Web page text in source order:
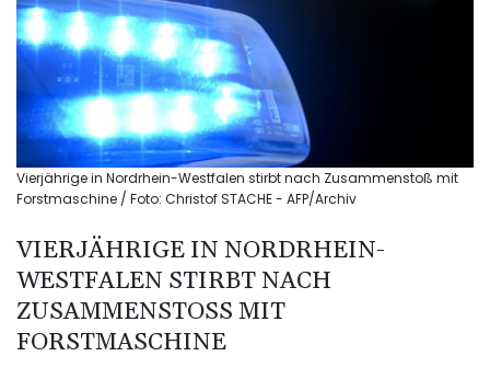
Vierjährige in Nordrhein-Westfalen stirbt nach Zusammenstoß mit
Forstmaschine / Foto: Christof STACHE - AFP/Archiv
VIERJÄHRIGE IN NORDRHEIN-
WESTFALEN STIRBT NACH
ZUSAMMENSTOSS MIT F
ORSTMASCHINE